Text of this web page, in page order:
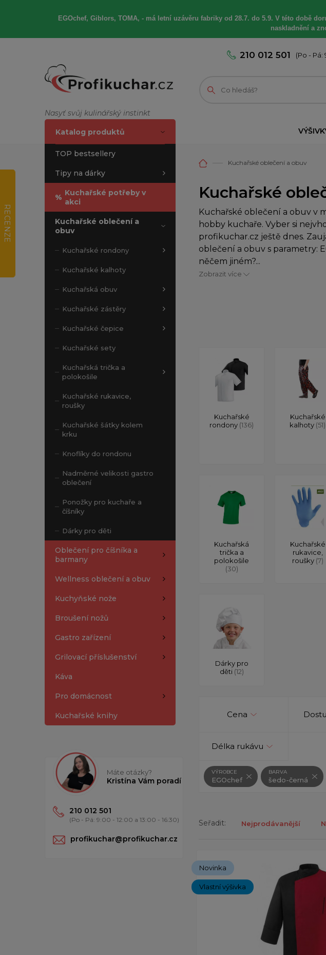
EGOchef, Giblors, TOMA, -má letní uzávěru fabriky od 28.7. do 5.9. V této době
naskladnění a
Nasyť svůj kulinářský instinkt
210 012 501 (Po - Pá:
Katalog produktů
TOP bestsellery
Tipy na dárky
% Kuchařské potřeby v
akci
Kuchařské oblečení a
obuv
Kuchařské rondony
Kuchařské kalhoty
Kuchařská obuv
Kuchařské zástěry
Kuchařské čepice
Kuchařské sety
Kuchařská trička a
polokošile
Kuchařské rukavice,
roušky
Kuchařské šátky kolem
krku
Knoflíky do rondonu
Nadměrné velikosti gastro
oblečení
Ponožky pro kuchaře a
číšníky
Dárky pro děti
Oblečení pro číšníka a
barmany
Wellness oblečení a obuv
Kuchyňské nože
Broušení nožů
Gastro zařízení
Grilovací příslušenství
Káva
Pro domácnost
Kuchařské knihy
Máte otázky?
Kristína Vám poradí
210 012 501
(Po - Pá: 9:00 - 12:00 a 13:00 - 16:30)
profikuchar@profikuchar.cz
Kuchařské oblečení a obuv
Kuchařské
Kuchařské oblečení a obuv v
hobby kuchaře. Vyber si
profikuchar.cz ještě dnes.
oblečení a obuv s parametry:
něčem jiném?...
Zobrazit více
Kuchařské
rondony (136)
Kuchařské
kalhoty (51)
Kuchařská
trička a
polokošile
(30)
Kuchařské
rukavice,
roušky (7)
Dárky pro
děti (12)
Cena
Délka rukávu
VÝROBCE
EGOchef
BARVA
šedo-černá
Seřadit: Nejprodávanější
Novinka
Vlastní výšivka
RECENZE